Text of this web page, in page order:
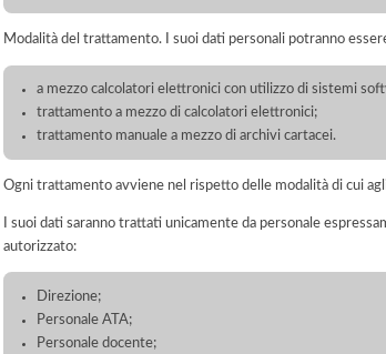
Modalità del trattamento. I suoi dati personali potranno
a mezzo calcolatori elettronici con utilizzo di sistemi
trattamento a mezzo di calcolatori elettronici;
trattamento manuale a mezzo di archivi cartacei.
Ogni trattamento avviene nel rispetto delle modalità di cui
I suoi dati saranno trattati unicamente da personale
autorizzato:
Direzione;
Personale ATA;
Personale docente;